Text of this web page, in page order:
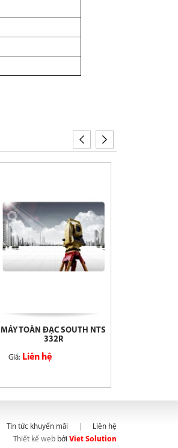
MÁY TOÀN ĐẠC SOUTH NTS
332R
Giá: Liên hệ
Tin tức khuyến mãi
Liên hệ
Thiết kế web bởi Viet Solution